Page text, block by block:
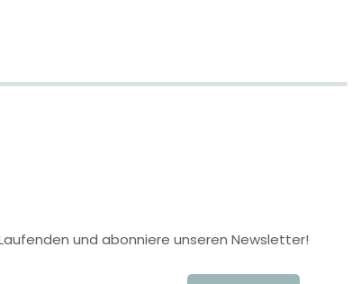
und abonniere unseren Newsletter!